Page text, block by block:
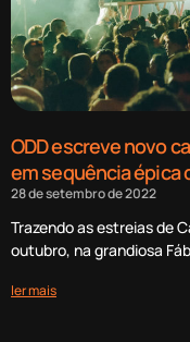
ODD escreve novo
em sequência épica
28 de setembro de 2022
Trazendo as estreias de
outubro, na grandiosa
ler mais